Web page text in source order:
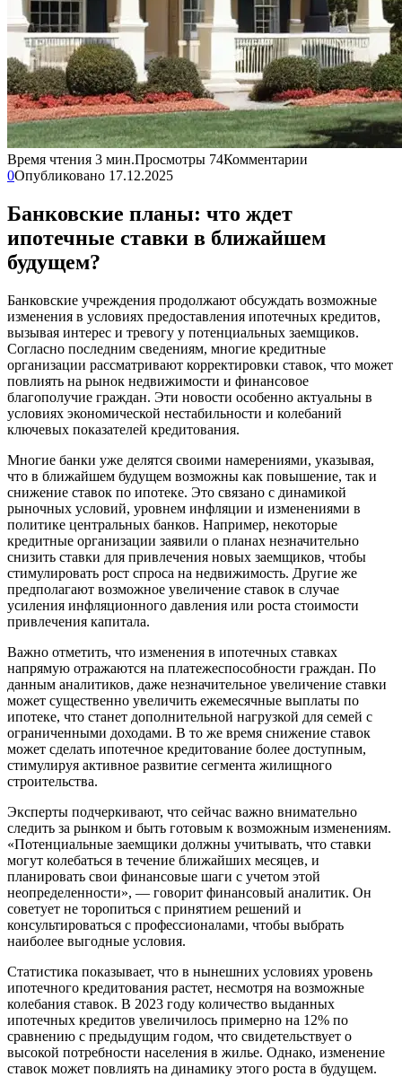
Время чтения 3 мин.Просмотры 74Комментарии
0Опубликовано 17.12.2025
Банковские планы: что ждет
ипотечные ставки в ближайшем
будущем?
Банковские учреждения продолжают обсуждать возможные
изменения в условиях предоставления ипотечных кредитов,
вызывая интерес и тревогу у потенциальных заемщиков.
Согласно последним сведениям, многие кредитные
организации рассматривают корректировки ставок, что может
повлиять на рынок недвижимости и финансовое
благополучие граждан. Эти новости особенно актуальны в
условиях экономической нестабильности и колебаний
ключевых показателей кредитования.
Многие банки уже делятся своими намерениями, указывая,
что в ближайшем будущем возможны как повышение, так и
снижение ставок по ипотеке. Это связано с динамикой
рыночных условий, уровнем инфляции и изменениями в
политике центральных банков. Например, некоторые
кредитные организации заявили о планах незначительно
снизить ставки для привлечения новых заемщиков, чтобы
стимулировать рост спроса на недвижимость. Другие же
предполагают возможное увеличение ставок в случае
усиления инфляционного давления или роста стоимости
привлечения капитала.
Важно отметить, что изменения в ипотечных ставках
напрямую отражаются на платежеспособности граждан. По
данным аналитиков, даже незначительное увеличение ставки
может существенно увеличить ежемесячные выплаты по
ипотеке, что станет дополнительной нагрузкой для семей с
ограниченными доходами. В то же время снижение ставок
может сделать ипотечное кредитование более доступным,
стимулируя активное развитие сегмента жилищного
строительства.
Эксперты подчеркивают, что сейчас важно внимательно
следить за рынком и быть готовым к возможным изменениям.
«Потенциальные заемщики должны учитывать, что ставки
могут колебаться в течение ближайших месяцев, и
планировать свои финансовые шаги с учетом этой
неопределенности», — говорит финансовый аналитик. Он
советует не торопиться с принятием решений и
консультироваться с профессионалами, чтобы выбрать
наиболее выгодные условия.
Статистика показывает, что в нынешних условиях уровень
ипотечного кредитования растет, несмотря на возможные
колебания ставок. В 2023 году количество выданных
ипотечных кредитов увеличилось примерно на 12% по
сравнению с предыдущим годом, что свидетельствует о
высокой потребности населения в жилье. Однако, изменение
ставок может повлиять на динамику этого роста в будущем.